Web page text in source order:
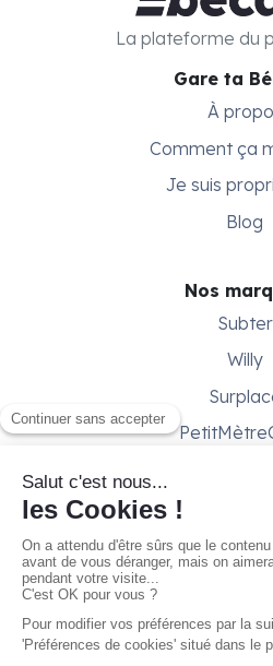
Gare ta
À
Comment ça
Je suis
Blog
Nos
Subter
Willy
Besoin
Conditions
Gestion des
La plateforme du